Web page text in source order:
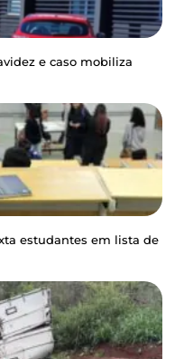
e caso mobiliza
estudantes em lista de